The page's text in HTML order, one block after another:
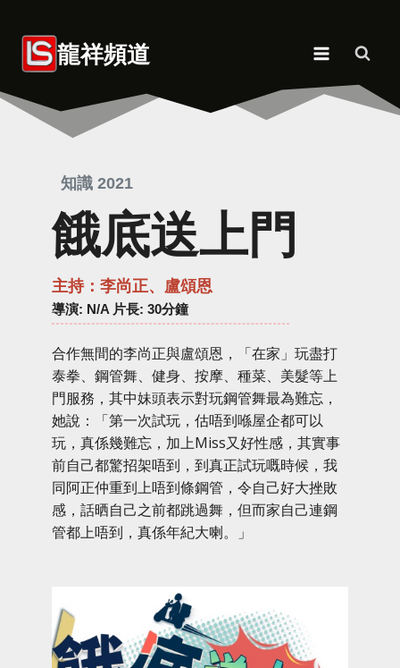
content 龍祥頻道
知識 2021
餓底送上門
主持：李尚正、盧頌恩
導演: N/A 片長: 30分鐘
合作無間的李尚正與盧頌恩，「在家」玩盡打
泰拳、鋼管舞、健身、按摩、種菜、美髮等上
門服務，其中妹頭表示對玩鋼管舞最為難忘，
她說：「第一次試玩，估唔到喺屋企都可以
玩，真係幾難忘，加上Miss又好性感，其實事
前自己都驚招架唔到，到真正試玩嘅時候，我
同阿正仲重到上唔到條鋼管，令自己好大挫敗
感，話晒自己之前都跳過舞，但而家自己連鋼
管都上唔到，真係年紀大喇。」